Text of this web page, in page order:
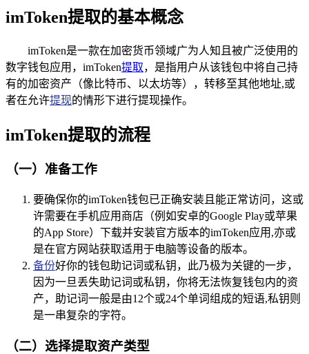
imToken提取的基本概念
imToken是一款在加密货币领域广为人知且被广泛使用的
数字钱包应用，imToken提取，是指用户从该钱包中将自己持
有的加密资产（像比特币、以太坊等），转移至其他地址,或
者在允许提现的情形下进行提现操作。
imToken提取的流程
（一）准备工作
要确保你的imToken钱包已正确安装且能正常访问，这或
许需要在手机应用商店（例如安卓的Google Play或苹果
的App Store）下载并安装官方版本的imToken应用,亦或
是在官方网站获取适用于电脑等设备的版本。
备份好你的钱包助记词或私钥，此乃极为关键的一步，
因为一旦丢失助记词或私钥，你将无法恢复钱包内的资
产，助记词一般是由12个或24个单词组成的短语,私钥则
是一串复杂的字符。
（二）选择提取资产类型